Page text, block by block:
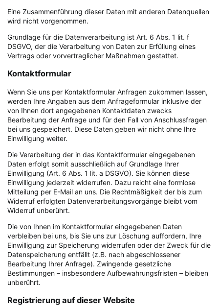
Eine Zusammenführung dieser Daten mit anderen Datenquellen
wird nicht vorgenommen.
Grundlage für die Datenverarbeitung ist Art. 6 Abs. 1 lit. f
DSGVO, der die Verarbeitung von Daten zur Erfüllung eines
Vertrags oder vorvertraglicher Maßnahmen gestattet.
Kontaktformular
Wenn Sie uns per Kontaktformular Anfragen zukommen lassen,
werden Ihre Angaben aus dem Anfrageformular inklusive der
von Ihnen dort angegebenen Kontaktdaten zwecks
Bearbeitung der Anfrage und für den Fall von Anschlussfragen
bei uns gespeichert. Diese Daten geben wir nicht ohne Ihre
Einwilligung weiter.
Die Verarbeitung der in das Kontaktformular eingegebenen
Daten erfolgt somit ausschließlich auf Grundlage Ihrer
Einwilligung (Art. 6 Abs. 1 lit. a DSGVO). Sie können diese
Einwilligung jederzeit widerrufen. Dazu reicht eine formlose
Mitteilung per E-Mail an uns. Die Rechtmäßigkeit der bis zum
Widerruf erfolgten Datenverarbeitungsvorgänge bleibt vom
Widerruf unberührt.
Die von Ihnen im Kontaktformular eingegebenen Daten
verbleiben bei uns, bis Sie uns zur Löschung auffordern, Ihre
Einwilligung zur Speicherung widerrufen oder der Zweck für die
Datenspeicherung entfällt (z.B. nach abgeschlossener
Bearbeitung Ihrer Anfrage). Zwingende gesetzliche
Bestimmungen – insbesondere Aufbewahrungsfristen – bleiben
unberührt.
Registrierung auf dieser Website